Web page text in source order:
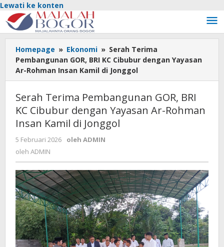
Lewati ke konten
Homepage » Ekonomi » Serah Terima
Pembangunan GOR, BRI KC Cibubur dengan Yayasan
Ar-Rohman Insan Kamil di Jonggol
Serah Terima Pembangunan GOR, BRI
KC Cibubur dengan Yayasan Ar-Rohman
Insan Kamil di Jonggol
5 Februari 2026 oleh ADMIN
oleh ADMIN